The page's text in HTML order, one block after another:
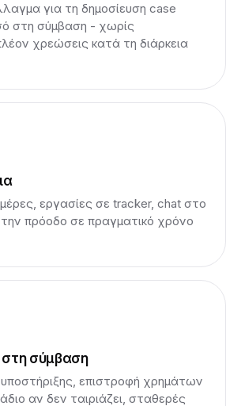
για τη δημοσίευση case
στη σύμβαση - χωρίς
χρεώσεις κατά τη διάρκεια
εργασίες σε tracker, chat στο
πρόοδο σε πραγματικό χρόνο
στη σύμβαση
επιστροφή χρημάτων
αν δεν ταιριάζει, σταθερές